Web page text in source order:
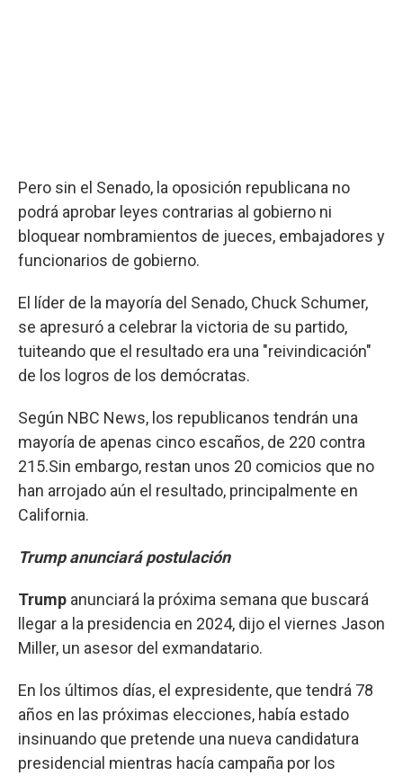
Pero sin el Senado, la oposición republicana no
podrá aprobar leyes contrarias al gobierno ni
bloquear nombramientos de jueces, embajadores y
funcionarios de gobierno.
El líder de la mayoría del Senado, Chuck Schumer,
se apresuró a celebrar la victoria de su partido,
tuiteando que el resultado era una "reivindicación"
de los logros de los demócratas.
Según NBC News, los republicanos tendrán una
mayoría de apenas cinco escaños, de 220 contra
215.Sin embargo, restan unos 20 comicios que no
han arrojado aún el resultado, principalmente en
California.
Trump anunciará postulación
Trump anunciará la próxima semana que buscará
llegar a la presidencia en 2024, dijo el viernes Jason
Miller, un asesor del exmandatario.
En los últimos días, el expresidente, que tendrá 78
años en las próximas elecciones, había estado
insinuando que pretende una nueva candidatura
presidencial mientras hacía campaña por los